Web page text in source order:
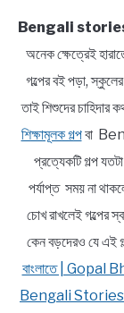
Bengali
অনেক ক্ষেত্রেই
গল্পের বই পড়া,
তাই শিশুদের চাহিদার
শিক্ষামূলক গল্পবা
প্রত্যেকটি গল্প
পর্যাপ্ত সময় না
চোখ রাখলেই গল্পের
কেন বড়দেরও যে এই
বাংলাতে |
Bengali